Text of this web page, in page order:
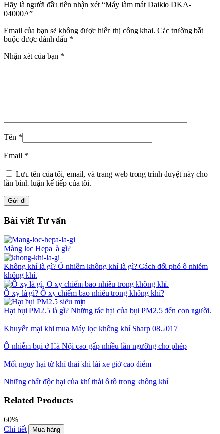
Hãy là người đầu tiên nhận xét “Máy làm mát Daikio DKA-
04000A”
Email của bạn sẽ không được hiển thị công khai. Các trường bắt
buộc được đánh dấu *
Nhận xét của bạn *
Tên *
Email *
Lưu tên của tôi, email, và trang web trong trình duyệt này cho
lần bình luận kế tiếp của tôi.
Bài viết Tư vấn
Màng lọc Hepa là gì?
Không khí là gì? Ô nhiễm không khí là gì? Cách đối phó ô nhiễm
không khí.
Ô xy là gì? Ô xy chiếm bao nhiêu trong không khí?
Hạt bụi PM2.5 là gì? Những tác hại của bụi PM2.5 đến con người.
Khuyến mại khi mua Máy lọc không khí Sharp 08.2017
Ô nhiễm bụi ở Hà Nội cao gấp nhiều lần ngưỡng cho phép
Mối nguy hại từ khí thải khi lái xe giờ cao điểm
Những chất độc hại của khí thải ô tô trong không khí
Related Products
60%
Chi tiết
Mua hàng